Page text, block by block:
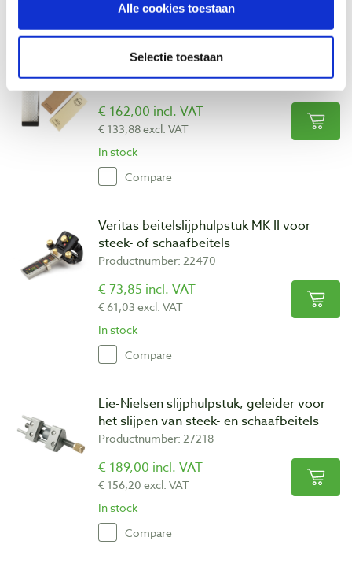
Alle cookies toestaan
Selectie toestaan
Compare
Baptist slijpset Standaard
Productnumber: 30947
€ 162,00 incl. VAT
€ 133,88 excl. VAT
In stock
Compare
Veritas beitelslijphulpstuk MK II voor
steek- of schaafbeitels
Productnumber: 22470
€ 73,85 incl. VAT
€ 61,03 excl. VAT
In stock
Compare
Lie-Nielsen slijphulpstuk, geleider voor
het slijpen van steek- en schaafbeitels
Productnumber: 27218
€ 189,00 incl. VAT
€ 156,20 excl. VAT
In stock
Compare